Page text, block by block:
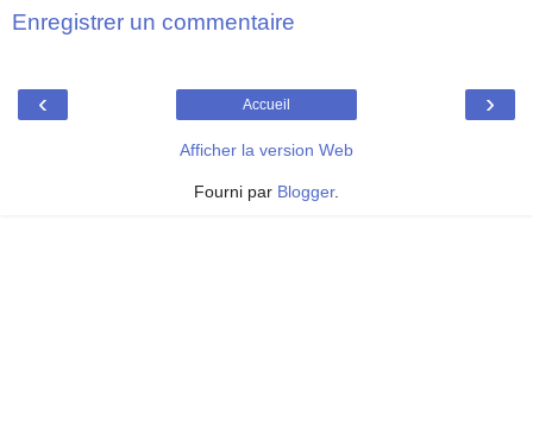
Enregistrer un commentaire
‹ ›
Accueil
Afficher la version Web
Fourni par Blogger.